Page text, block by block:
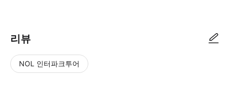
리뷰
NOL 인터파크투어